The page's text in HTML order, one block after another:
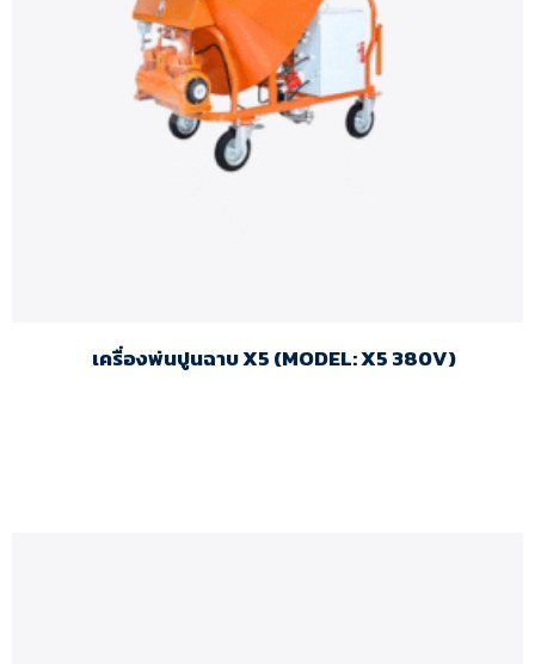
เครื่องพ่นปูนฉาบ X5 (MODEL: X5 380V)